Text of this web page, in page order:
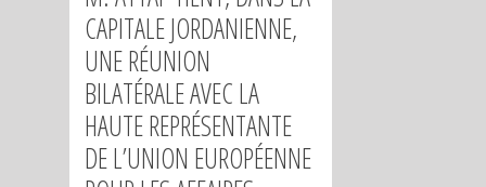
CAPITALE JORDANIENNE,
UNE RÉUNION
BILATÉRALE AVEC LA
HAUTE REPRÉSENTANTE
DE L’UNION EUROPÉENNE